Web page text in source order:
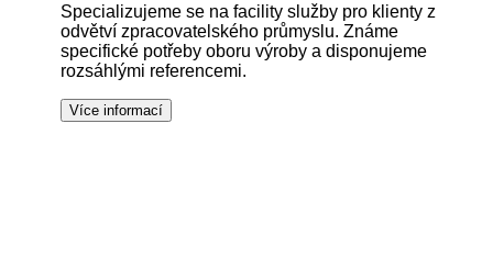
Specializujeme se na facility služby pro klienty z
odvětví zpracovatelského průmyslu. Známe
specifické potřeby oboru výroby a disponujeme
rozsáhlými referencemi.